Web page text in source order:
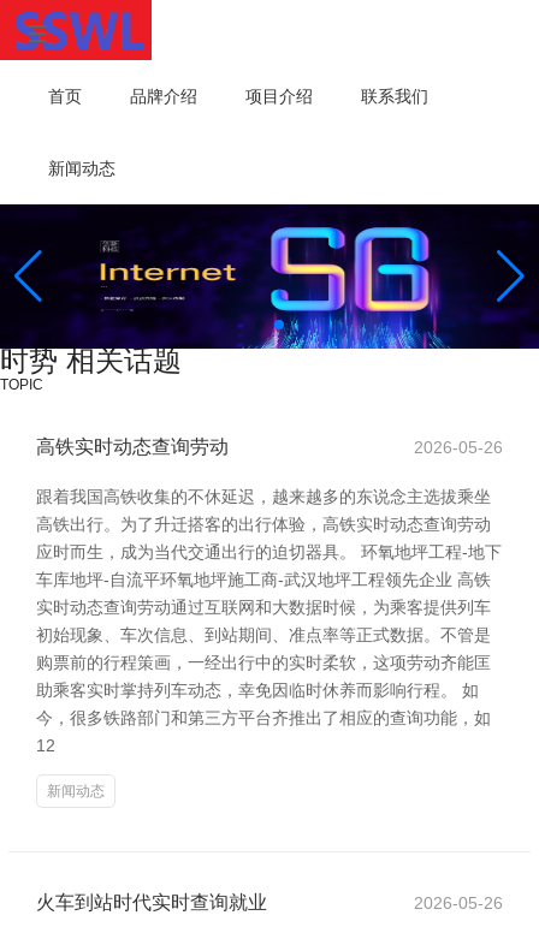
首页 品牌介绍 项目介绍 联系我们
新闻动态
时势 相关话题
TOPIC
高铁实时动态查询劳动 2026-05-26
跟着我国高铁收集的不休延迟，越来越多的东说念主选拔乘坐
高铁出行。为了升迁搭客的出行体验，高铁实时动态查询劳动
应时而生，成为当代交通出行的迫切器具。 环氧地坪工程-地下
车库地坪-自流平环氧地坪施工商-武汉地坪工程领先企业 高铁
实时动态查询劳动通过互联网和大数据时候，为乘客提供列车
初始现象、车次信息、到站期间、准点率等正式数据。不管是
购票前的行程策画，一经出行中的实时柔软，这项劳动齐能匡
助乘客实时掌持列车动态，幸免因临时休养而影响行程。 如
今，很多铁路部门和第三方平台齐推出了相应的查询功能，如
12
新闻动态
火车到站时代实时查询就业 2026-05-26